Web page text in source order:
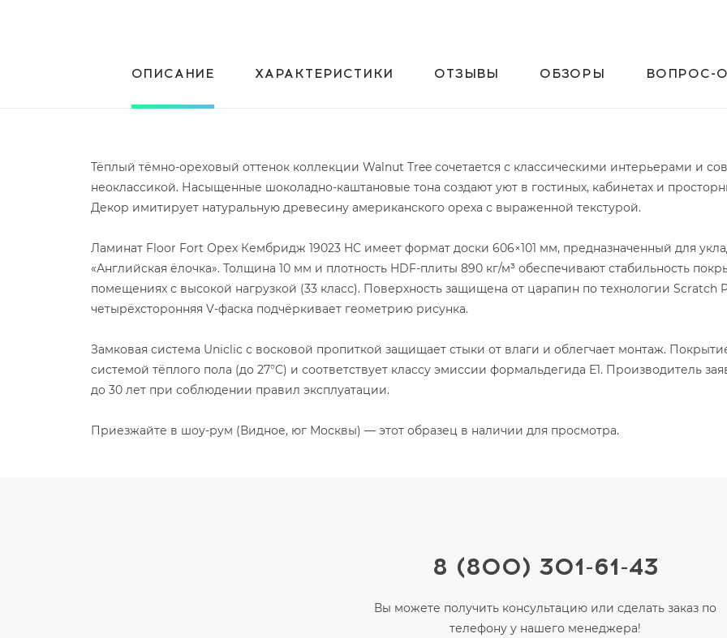
ОПИСАНИЕ ХАРАКТЕРИСТИКИ ОТЗЫВЫ ОБЗОРЫ ВОПРОС-
Тёплый тёмно-ореховый оттенок коллекции Walnut Tree сочетается с классическими интерьерами и
неоклассикой. Насыщенные шоколадно-каштановые тона создают уют в гостиных, кабинетах и
Декор имитирует натуральную древесину американского ореха с выраженной текстурой.
Ламинат Floor Fort Орех Кембридж 19023 HC имеет формат доски 606×101 мм, предназначенный для
«Английская ёлочка». Толщина 10 мм и плотность HDF-плиты 890 кг/м³ обеспечивают стабильность
помещениях с высокой нагрузкой (33 класс). Поверхность защищена от царапин по технологии Scratch
четырёхсторонняя V-фаска подчёркивает геометрию рисунка.
Замковая система Uniclic с восковой пропиткой защищает стыки от влаги и облегчает монтаж.
системой тёплого пола (до 27°C) и соответствует классу эмиссии формальдегида E1. Производитель
до 30 лет при соблюдении правил эксплуатации.
Приезжайте в шоу-рум (Видное, юг Москвы) — этот образец в наличии для просмотра.
8 (800) 301-61-43
Вы можете получить консультацию или сделать заказ по
телефону у нашего менеджера!